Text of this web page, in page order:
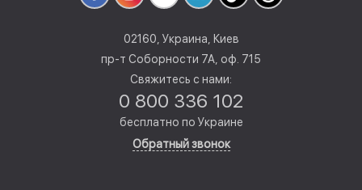
02160, Украина, Киев
пр-т Соборности 7А, оф. 715
Свяжитесь с нами:
0 800 336 102
бесплатно по Украине
Обратный звонок